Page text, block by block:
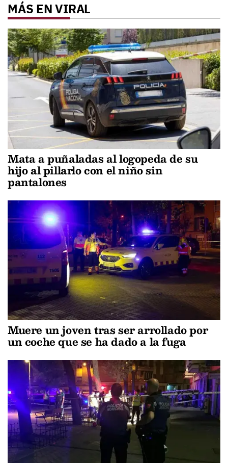
MÁS EN VIRAL
Mata a puñaladas al logopeda de su
hijo al pillarlo con el niño sin
pantalones
Muere un joven tras ser arrollado por
un coche que se ha dado a la fuga